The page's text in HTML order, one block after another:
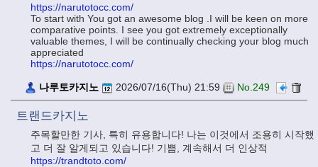
https://narutotocc.com/
To start with You got an awesome blog .I will be keen on more
comparative points. I see you got extremely exceptionally
valuable themes, I will be continually checking your blog much
appreciated
https://narutotocc.com/
나루토카지노 2026/07/16(Thu) 21:59 No.249
트랜드카지노
주목할만한 기사, 특히 유용합니다! 나는 이것에서 조용히 시작했
고 더 잘 알게되고 있습니다! 기쁨, 계속해서 더 인상적
https://trandtoto.com/